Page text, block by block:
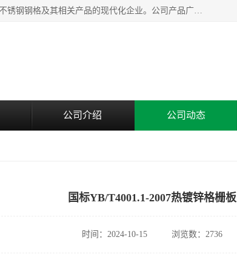
无锡昌鸿钢格板有限公司是专业生产和销售各类镀锌钢格板、镀锌钢格栅、不锈钢钢格及其相关产品的现代化企业。公司产品广泛运用于石油、化工、港口、电力、运输、造纸、医药、钢铁、食品、市政、房地产、制造业等各个领域。
公司介绍 公司动态
国标YB/T4001.1-2007热镀锌格栅板
时间：2024-10-15 浏览数：2736